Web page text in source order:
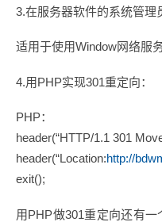
3.在服务器软件的系统管理
适用于使用Window网络服
4.用PHP实现301重定向：
PHP：
header(“HTTP/1.1 301
header(“Location:http://
exit();
用PHP做301重定向还有